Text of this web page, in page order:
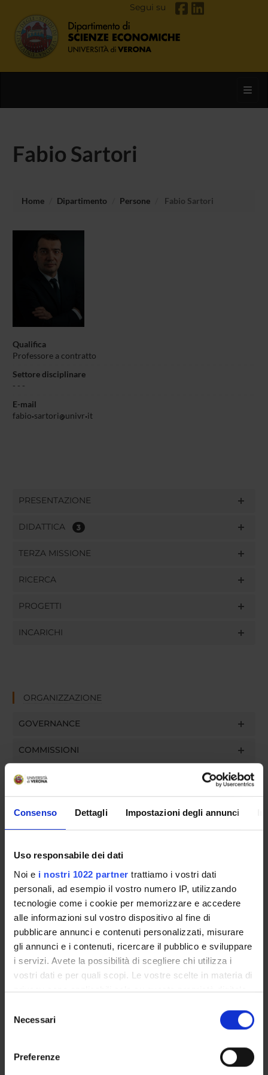
Consenso Dettagli Impostazioni degli annunci
Uso responsabile dei dati
Noi e i nostri 1022 partner trattiamo i vostri dati
personali, ad esempio il vostro numero IP, utilizzando
tecnologie come i cookie per memorizzare e accedere
alle informazioni sul vostro dispositivo al fine di
pubblicare annunci e contenuti personalizzati, misurare
gli annunci e i contenuti, ricercare il pubblico e sviluppare
i servizi. Avete la possibilità di scegliere chi utilizza i
vostri dati e per quali scopi. Le vostre scelte in materia di
privacy sono applicabili solo su questa proprietà digitale
modificare o revocare il proprio consenso in qualsiasi
momento dalla Dichiarazione sui cookie o facendo clic
delNecessari
Preferenze
Segui su
Fabio Sartori
Home Dipartimento Persone Fabio Sartori
Qualifica
Professore a contratto
Settore disciplinare
- - -
E-mail
fabio sartori univr it
PRESENTAZIONE
DIDATTICA 3
TERZA MISSIONE
RICERCA
PROGETTI
INCARICHI
ORGANIZZAZIONE
GOVERNANCE
COMMISSIONI
UFFICI E STRUTTURE DI SERVIZIO
STRUTTURE DEL DIPARTIMENTO
LABORATORI DI RICERCA
CENTRI DI RICERCA
BIBLIOTECHE
SPIN OFF E AZIENDE
Calendario